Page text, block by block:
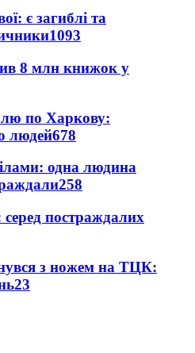
є загиблі та
1093
8 млн книжок у
по Харкову:
людей678
одна людина
258
постраждалих
з ножем на ТЦК:
23